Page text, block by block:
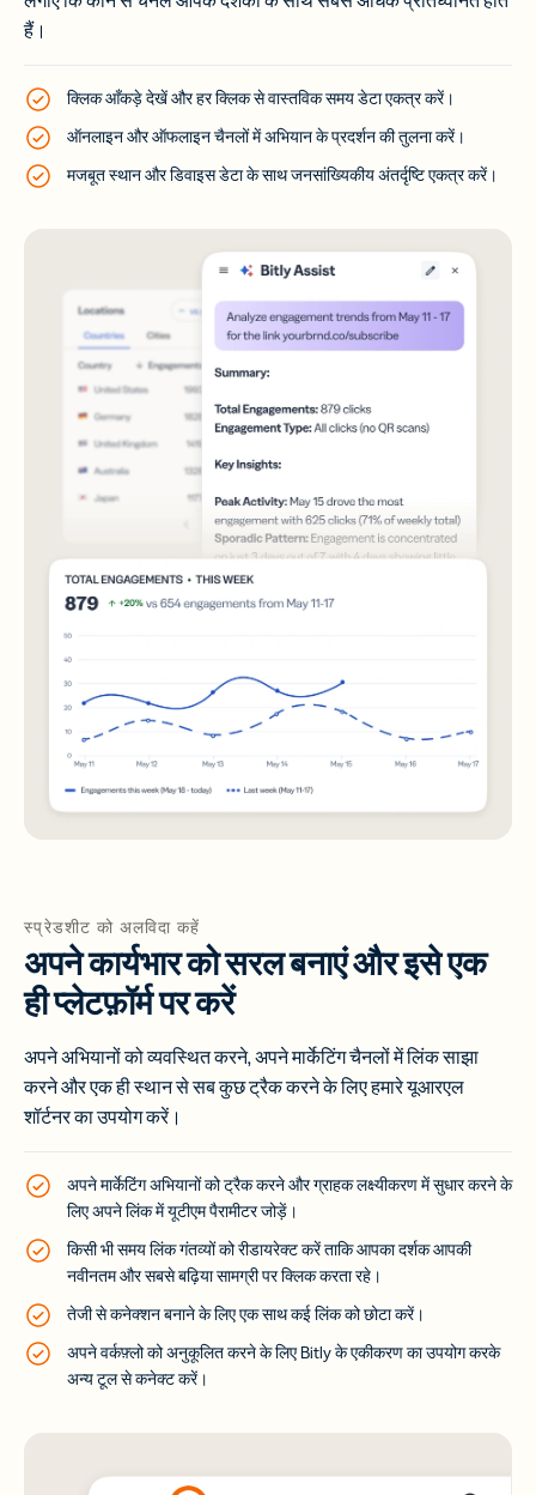
हैं।
क्लिक आँकड़े देखें और हर क्लिक से वास्तविक समय डेटा एकत्र करें।
ऑनलाइन और ऑफलाइन चैनलों में अभियान के प्रदर्शन की तुलना करें।
मजबूत स्थान और डिवाइस डेटा के साथ जनसांख्यिकीय अंतर्दृष्टि एकत्र करें।
स्प्रेडशीट को अलविदा कहें
अपने कार्यभार को सरल बनाएं और इसे एक
ही प्लेटफ़ॉर्म पर करें
अपने अभियानों को व्यवस्थित करने, अपने मार्केटिंग चैनलों में लिंक साझा
करने और एक ही स्थान से सब कुछ ट्रैक करने के लिए हमारे यूआरएल
शॉर्टनर का उपयोग करें।
अपने मार्केटिंग अभियानों को ट्रैक करने और ग्राहक लक्ष्यीकरण में सुधार करने के
लिए अपने लिंक में यूटीएम पैरामीटर जोड़ें।
किसी भी समय लिंक गंतव्यों को रीडायरेक्ट करें ताकि आपका दर्शक आपकी
नवीनतम और सबसे बढ़िया सामग्री पर क्लिक करता रहे।
तेजी से कनेक्शन बनाने के लिए एक साथ कई लिंक को छोटा करें।
अपने वर्कफ़्लो को अनुकूलित करने के लिए Bitly के एकीकरण का उपयोग करके
अन्य टूल से कनेक्ट करें।